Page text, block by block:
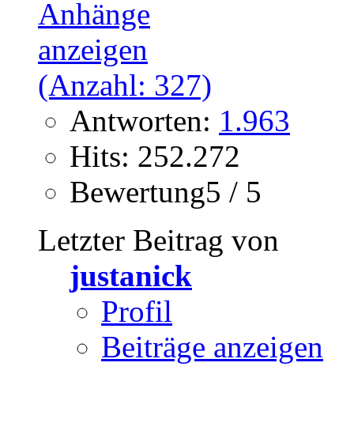
Antworten: 1.963
Hits: 252.272
Bewertung5 / 5
Letzter Beitrag von
justanick
Profil
Beiträge anzeigen